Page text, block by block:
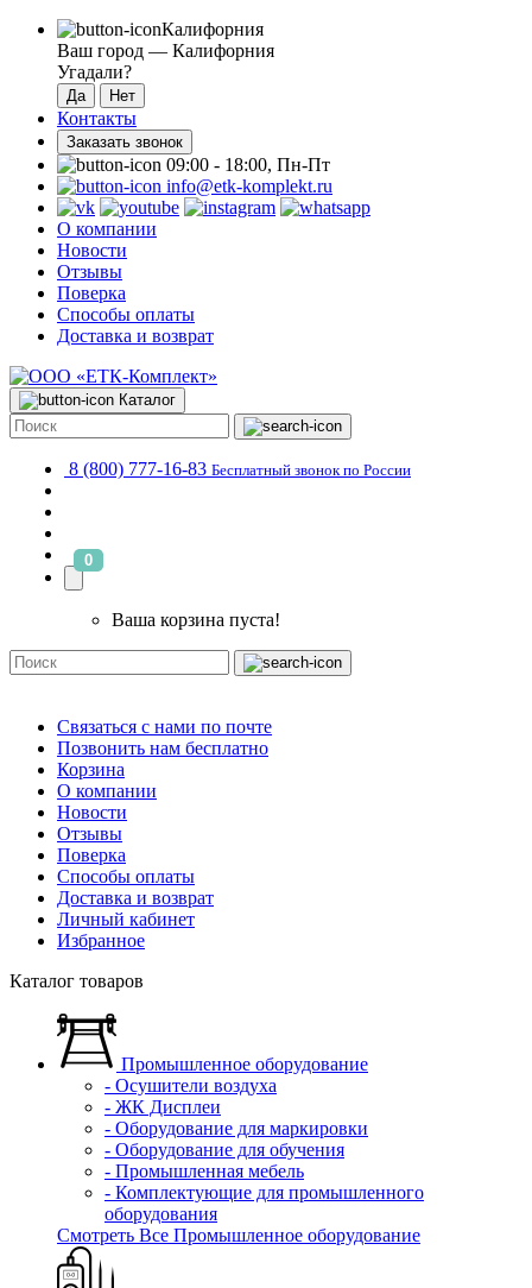
Калифорния
Ваш город — Калифорния
Угадали?
Контакты
Заказать звонок
09:00 - 18:00, Пн-Пт
info@etk-komplekt.ru
О компании
Новости
Отзывы
Поверка
Способы оплаты
Доставка и возврат
Каталог
8 (800) 777-16-83 Бесплатный звонок по России
0
Ваша корзина пуста!
Связаться с нами по почте
Позвонить нам бесплатно
Корзина
О компании
Новости
Отзывы
Поверка
Способы оплаты
Доставка и возврат
Личный кабинет
Избранное
Каталог товаров
Промышленное оборудование
- Осушители воздуха
- ЖК Дисплеи
- Оборудование для маркировки
- Оборудование для обучения
- Промышленная мебель
- Комплектующие для промышленного
оборудования
Смотреть Все Промышленное оборудование